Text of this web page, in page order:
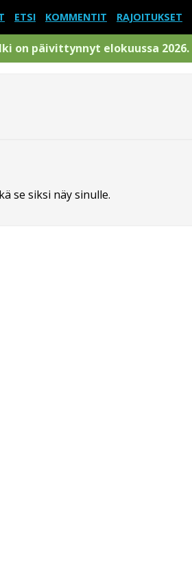
ETSI KOMMENTIT RAJOITUKSET
on päivittynnyt elokuussa 2026.
se siksi näy sinulle.